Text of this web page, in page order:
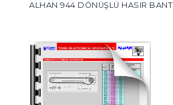
ALHAN 944 DÖNÜŞLÜ HASIR BANT